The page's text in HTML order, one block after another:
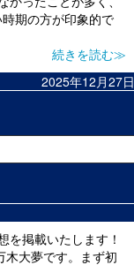
期の方が印象的で
続きを読む≫
2025年12月27日
を掲載いたします！
木大夢です。まず初